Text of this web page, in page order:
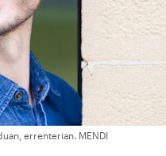
errenterian. MENDI